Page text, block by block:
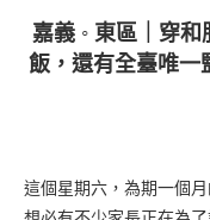
嘉義 ◦ 東區｜穿
飯，還有全臺唯一
這個星期六，為期一個月